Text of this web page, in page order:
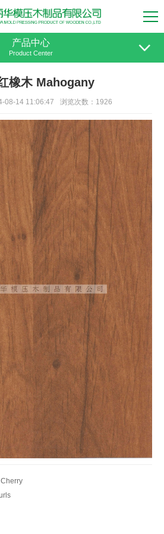
产品中心
Product Center
橡木 Mahogany
08-14 11:06:47 浏览次数：1926